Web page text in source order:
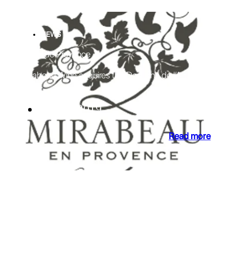
NEWS
Côtes de Provence
Mirabeau Wine acquires the Domaine de l’Amour
02 Dec 2019
Read more